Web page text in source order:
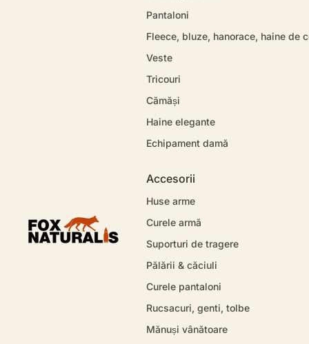
Pantaloni
Fleece, bluze, hanorace, haine de
Veste
Tricouri
Cămăși
Haine elegante
Echipament damă
Accesorii
Huse arme
Curele armă
Suporturi de tragere
Pălării & căciuli
Curele pantaloni
Rucsacuri, genti, tolbe
Mănuși vânătoare